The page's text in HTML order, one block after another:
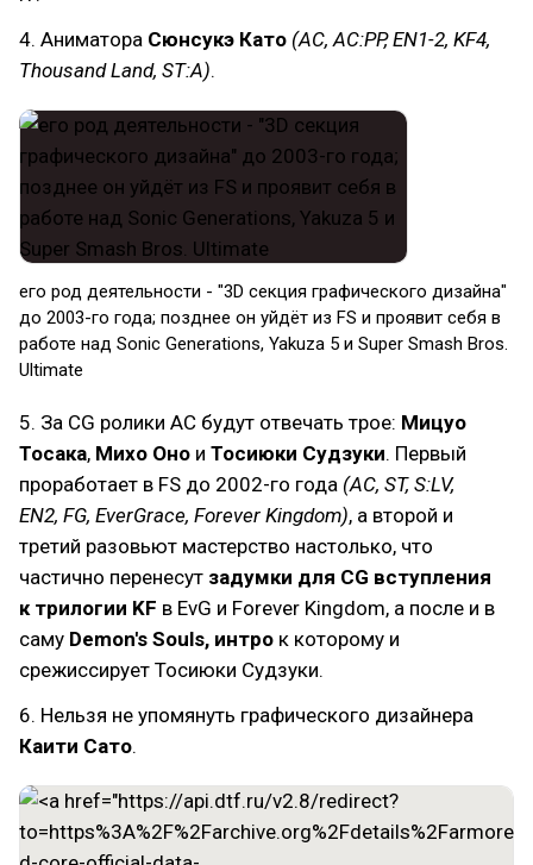
4. Аниматора Сюнсукэ Като (AC, AC:PP, EN1-2, KF4,
Thousand Land, ST:A).
его род деятельности - "3D секция графического дизайна"
до 2003-го года; позднее он уйдёт из FS и проявит себя в
работе над Sonic Generations, Yakuza 5 и Super Smash Bros.
Ultimate
5. За CG ролики AC будут отвечать трое: Мицуо
Тосака, Михо Оно и Тосиюки Судзуки. Первый
проработает в FS до 2002-го года (AC, ST, S:LV,
EN2, FG, EverGrace, Forever Kingdom), а второй и
третий разовьют мастерство настолько, что
частично перенесут задумки для CG вступления
к трилогии KF в EvG и Forever Kingdom, а после и в
саму Demon's Souls, интро к которому и
срежиссирует Тосиюки Судзуки.
6. Нельзя не упомянуть графического дизайнера
Каити Сато.